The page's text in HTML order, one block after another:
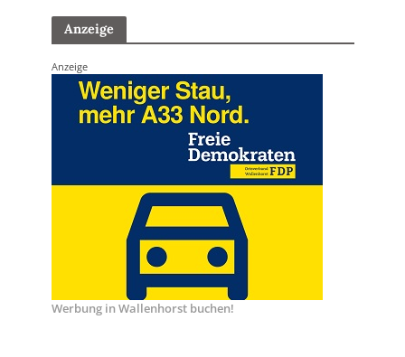
Anzeige
Anzeige
Werbung in Wallenhorst buchen!